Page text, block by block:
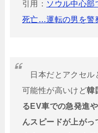
引用： ソウル中心部
死亡…運転の男を警
日本だとアクセル
可能性が高いけど韓
るEV車での急発進
んスピードが上が